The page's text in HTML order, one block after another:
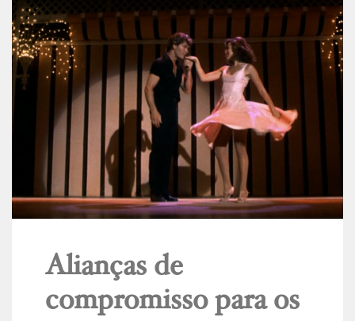
Alianças de
compromisso para os